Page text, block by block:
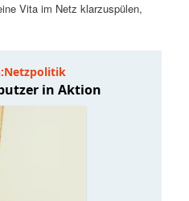
Vita im Netz klarzuspülen,